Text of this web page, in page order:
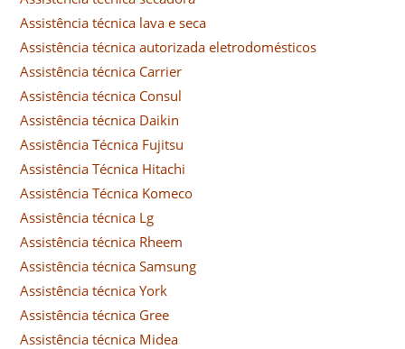
Assistência técnica lava e seca
Assistência técnica autorizada eletrodomésticos
Assistência técnica Carrier
Assistência técnica Consul
Assistência técnica Daikin
Assistência Técnica Fujitsu
Assistência Técnica Hitachi
Assistência Técnica Komeco
Assistência técnica Lg
Assistência técnica Rheem
Assistência técnica Samsung
Assistência técnica York
Assistência técnica Gree
Assistência técnica Midea